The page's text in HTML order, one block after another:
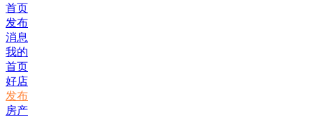
首页
发布
消息
我的
首页
好店
发布
房产